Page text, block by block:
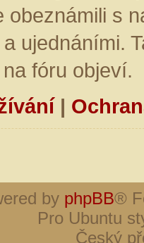
obeznámili s
ujednáními.
fóru objeví.
|
by phpBB®
Pro Ubuntu
Český